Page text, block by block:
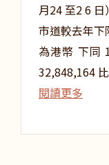
月24 至2 6
市道較去年下
為港幣 下同
32,848,164
閱讀更多